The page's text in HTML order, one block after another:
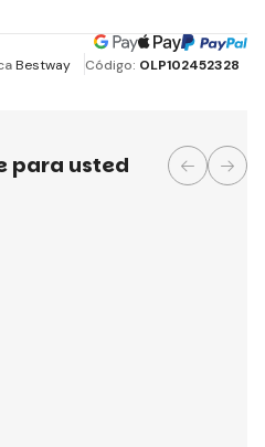
Bestway Código: OLP102452328
para usted